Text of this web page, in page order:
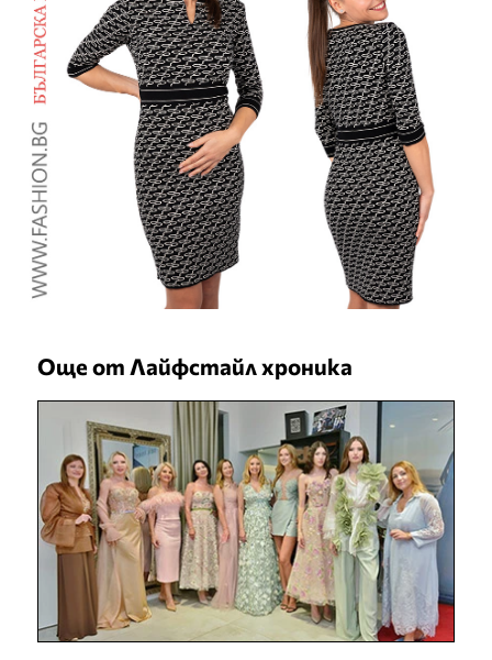
Още от Лайфстайл хроника